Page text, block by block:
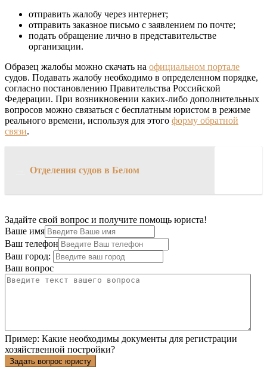
отправить жалобу через интернет;
отправить заказное письмо с заявлением по почте;
подать обращение лично в представительстве
организации.
Образец жалобы можно скачать на официальном портале
судов. Подавать жалобу необходимо в определенном порядке,
согласно постановлению Правительства Российской
Федерации. При возникновении каких-либо дополнительных
вопросов можно связаться с бесплатным юристом в режиме
реального времени, используя для этого форму обратной
связи.
Отделения судов в Белом
Задайте свой вопрос и получите помощь юриста!
Ваше имя
Ваш телефон
Ваш город:
Ваш вопрос
Пример: Какие необходимы документы для регистрации
хозяйственной постройки?
Задать вопрос юристу